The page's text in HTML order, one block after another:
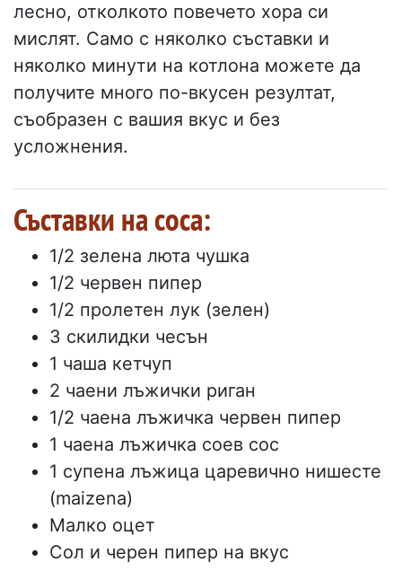
лесно, отколкото повечето хора си
мислят. Само с няколко съставки и
няколко минути на котлона можете да
получите много по-вкусен резултат,
съобразен с вашия вкус и без
усложнения.
Съставки на соса:
1/2 зелена люта чушка
1/2 червен пипер
1/2 пролетен лук (зелен)
3 скилидки чесън
1 чаша кетчуп
2 чаени лъжички риган
1/2 чаена лъжичка червен пипер
1 чаена лъжичка соев сос
1 супена лъжица царевично нишесте
(maizena)
Малко оцет
Сол и черен пипер на вкус